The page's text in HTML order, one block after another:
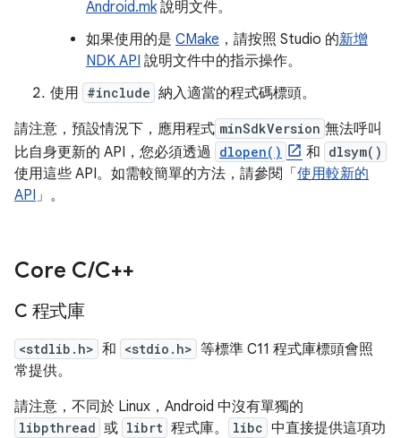
Android.mk說明文件。
如果使用的是 CMake ，請按照 Studio 的新增
NDK API 說明文件中的指示操作。
使用 #include 納入適當的程式碼標頭。
請注意，預設情況下，應用程式 minSdkVersion 無法呼叫
比自身更新的 API，您必須透過 dlopen() 和 dlsym()
使用這些 API。如需較簡單的方法，請參閱「 使用較新的
API」。
Core C/C++
C 程式庫
<stdlib.h> 和 <stdio.h> 等標準 C11 程式庫標頭會照
常提供。
請注意，不同於 Linux，Android 中沒有單獨的
libpthread 或 librt 程式庫。 libc 中直接提供這項功